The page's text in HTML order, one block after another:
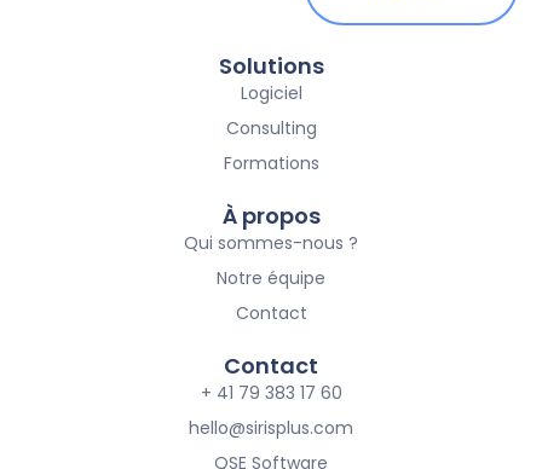
Solutions
Logiciel
Consulting
Formations
À propos
Qui sommes-nous ?
Notre équipe
Contact
Contact
+ 41 79 383 17 60
hello@sirisplus.com
QSE Software